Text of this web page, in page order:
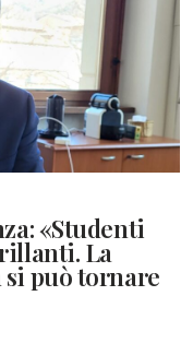
«Studenti
La
può tornare